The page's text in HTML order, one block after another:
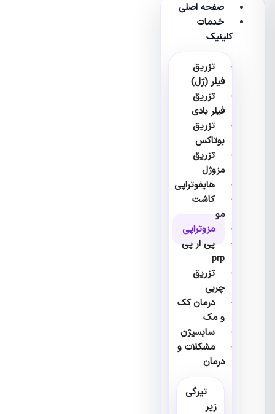
صفحه اصلی
خدمات
کلینیک
تزریق
فیلر (ژل)
تزریق
فیلر بادی
تزریق
بوتاکس
تزریق
مزوژل
هایفوتراپی
کاشت
مزوتراپی
پی ار پی
تزریق
چربی
درمان کک
و مک
سابسیژن
مشکلات و
درمان
تیرگی